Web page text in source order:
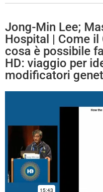
Jong-Min Lee;
Hospital | Come il
cosa è possibile
HD: viaggio per
modificatori